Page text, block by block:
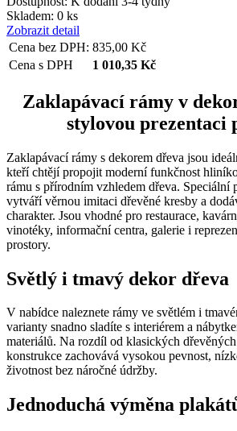
Skladem: 0 ks
Zobrazit detail
Cena bez DPH: 835,00 Kč
Cena s DPH
1 010,35 Kč
Zaklapávací rámy v
stylovou prezentaci
Zaklapávací rámy s dekorem dřeva jsou
kteří chtějí propojit moderní funkčnost
rámu s přírodním vzhledem dřeva. Speciální
vytváří věrnou imitaci dřevěné kresby a
charakter. Jsou vhodné pro restaurace,
vinotéky, informační centra, galerie i
prostory.
Světlý i tmavý dekor dřeva
V nabídce naleznete rámy ve světlém i
varianty snadno sladíte s interiérem a
materiálů. Na rozdíl od klasických
konstrukce zachovává vysokou pevnost,
životnost bez náročné údržby.
Jednoduchá výměna